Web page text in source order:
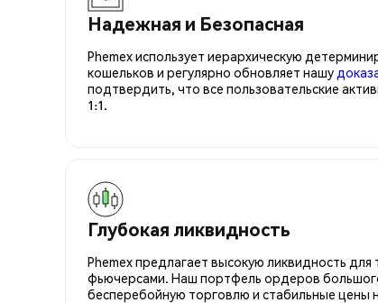
Надежная и Безопасная
Phemex использует иерархическую
кошельков и регулярно обновляет нашу
подтвердить, что все пользовательские
1:1.
Глубокая ликвидность
Phemex предлагает высокую ликвидность для
фьючерсами. Наш портфель ордеров
бесперебойную торговлю и стабильные цены